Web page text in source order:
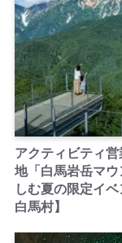
アクティビティ
地「白馬岩岳マ
しむ夏の限定イ
白馬村】